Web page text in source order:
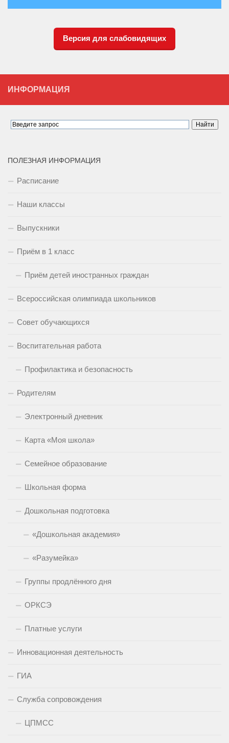
Версия для слабовидящих
ИНФОРМАЦИЯ
ПОЛЕЗНАЯ ИНФОРМАЦИЯ
Расписание
Наши классы
Выпускники
Приём в 1 класс
Приём детей иностранных граждан
Всероссийская олимпиада школьников
Совет обучающихся
Воспитательная работа
Профилактика и безопасность
Родителям
Электронный дневник
Карта «Моя школа»
Семейное образование
Школьная форма
Дошкольная подготовка
«Дошкольная академия»
«Разумейка»
Группы продлённого дня
ОРКСЭ
Платные услуги
Инновационная деятельность
ГИА
Служба сопровождения
ЦПМСС